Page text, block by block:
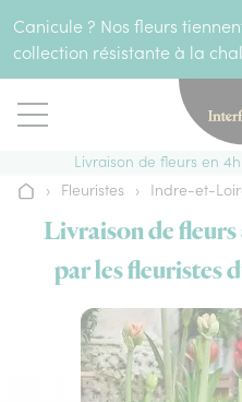
Canicule ? Nos fleurs
collection résistante à la
Livraison de fleurs en
Accueil
› Fleuristes › Indre-et-
Livraison de
par les fleuristes